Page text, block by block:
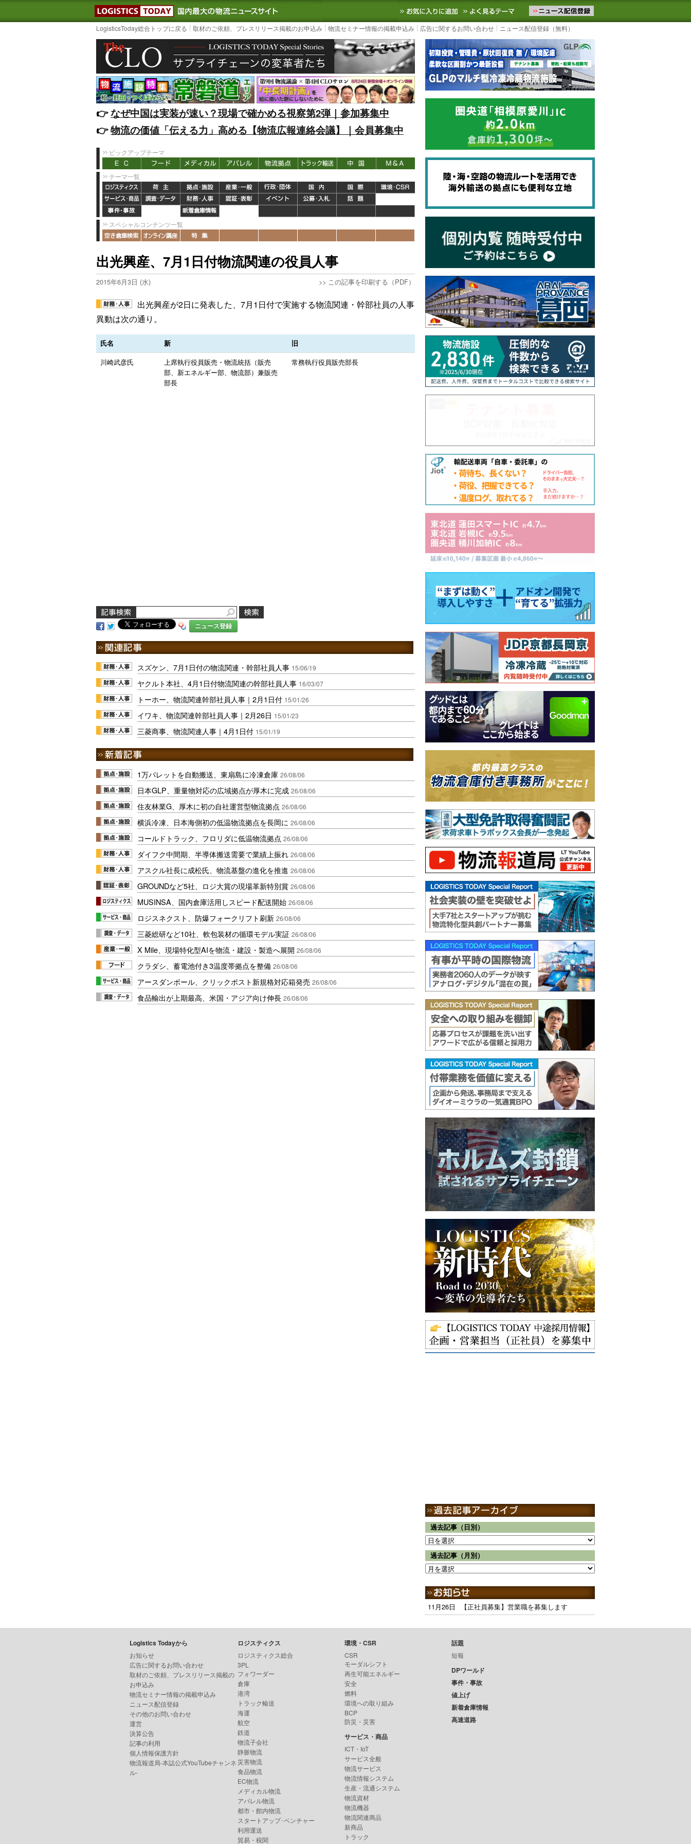
LOGISTICS TODAY｜国内最大の物流ニュースサイト3PL, SCMなど国内外の最新の物流ニュースをお届けします。物流ニュースメール配信を登録す
お気に入りに追加 よく見るテーマ
LogisticsToday総合トップに戻る 取材のご依頼、プレスリリース掲載のお申込み 物流セミナー情報の掲載申込み 広告に関するお問い合わせ ニュース配信登録（無料）
👉️なぜ中国は実装が速い？現場で確かめる視察第2弾｜参加募集中
👉️物流の価値「伝える力」高める【物流広報連絡会議】｜会員募集中
ピックアップテーマ
テーマ一覧
スペシャルコンテンツ一覧
出光興産、7月1日付物流関連の役員人事
2015年6月3日 (水) >> この記事を印刷する（PDF）
出光興産が2日に発表した、7月1日付で実施する物流関連・幹部社員の人事
異動は次の通り。
氏名 新 旧
川崎武彦氏
上席執行役員販売・物流統括（販売
部、新エネルギー部、物流部）兼販売
部長
常務執行役員販売部長
ニュース登録
スズケン、7月1日付の物流関連・幹部社員人事 15/06/19
ヤクルト本社、4月1日付物流関連の幹部社員人事 16/03/07
トーホー、物流関連幹部社員人事｜2月1日付 15/01/26
イワキ、物流関連幹部社員人事｜2月26日 15/01/23
三菱商事、物流関連人事｜4月1日付 15/01/19
1万パレットを自動搬送、東扇島に冷凍倉庫 26/08/06
日本GLP、重量物対応の広域拠点が厚木に完成 26/08/06
住友林業G、厚木に初の自社運営型物流拠点 26/08/06
横浜冷凍、日本海側初の低温物流拠点を長岡に 26/08/06
コールドトラック、フロリダに低温物流拠点 26/08/06
ダイフク中間期、半導体搬送需要で業績上振れ 26/08/06
アスクル社長に成松氏、物流基盤の進化を推進 26/08/06
GROUNDなど5社、ロジ大賞の現場革新特別賞 26/08/06
MUSINSA、国内倉庫活用しスピード配送開始 26/08/06
ロジスネクスト、防爆フォークリフト刷新 26/08/06
三菱総研など10社、軟包装材の循環モデル実証 26/08/06
X Mile、現場特化型AIを物流・建設・製造へ展開 26/08/06
クラダシ、蓄電池付き3温度帯拠点を整備 26/08/06
アースダンボール、クリックポスト新規格対応箱発売 26/08/06
食品輸出が上期最高、米国・アジア向け伸長 26/08/06
過去記事（日別）
過去記事（月別）
11月26日 【正社員募集】営業職を募集します
Logistics Todayから
お知らせ
広告に関するお問い合わせ
取材のご依頼、プレスリリース掲載の
お申込み
物流セミナー情報の掲載申込み
ニュース配信登録
その他のお問い合わせ
運営
決算公告
記事の利用
個人情報保護方針
物流報道局-本誌公式YouTubeチャンネ
ル-
ロジスティクス
ロジスティクス総合
3PL
フォワーダー
倉庫
港湾
トラック輸送
海運
航空
鉄道
物流子会社
静脈物流
災害物流
食品物流
EC物流
メディカル物流
アパレル物流
都市・館内物流
スタートアップ･ベンチャー
利用運送
貿易・税関
環境・CSR
CSR
モーダルシフト
再生可能エネルギー
安全
燃料
環境への取り組み
BCP
防災・災害
サービス・商品
ICT・IoT
サービス全般
物流サービス
物流情報システム
生産・流通システム
物流資材
物流機器
物流関連商品
新商品
トラック
話題
短報
DPワールド
事件・事故
値上げ
新着倉庫情報
高速道路